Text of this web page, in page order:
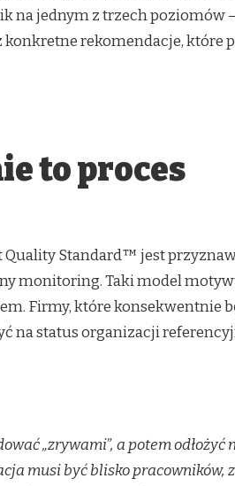
na jednym z trzech poziomów
rekomendacje, które
to proces
Standard™ jest
monitoring. Taki model
Firmy, które konsekwentnie
na status organizacji
„zrywami”, a potem odłożyć
musi być blisko pracowników,